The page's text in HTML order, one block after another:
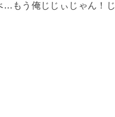
…もう俺じじぃじゃん！じ